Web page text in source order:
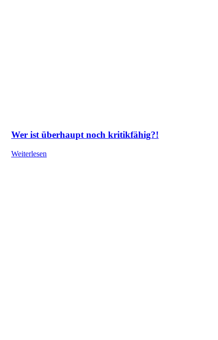
Wer ist überhaupt noch kritikfähig?!
Weiterlesen